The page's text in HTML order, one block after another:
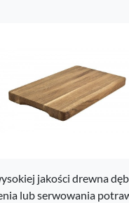
jakości drewna
lub serwowania